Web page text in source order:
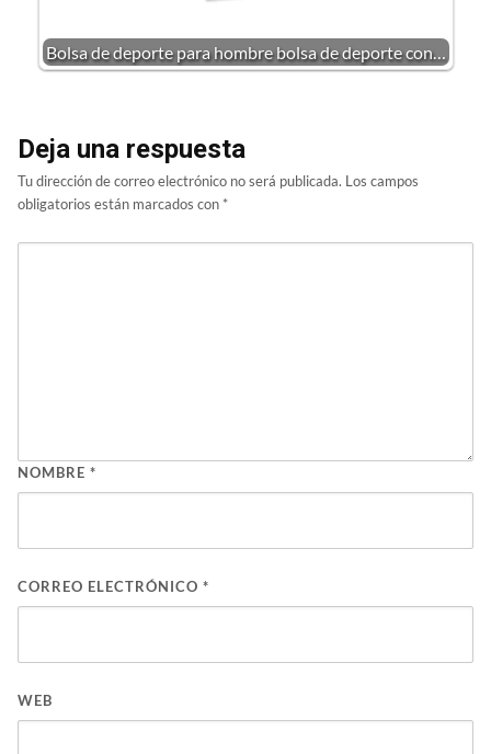
Bolsa de deporte para hombre bolsa de deporte con…
Deja una respuesta
Tu dirección de correo electrónico no será publicada. Los campos
obligatorios están marcados con *
NOMBRE *
CORREO ELECTRÓNICO *
WEB